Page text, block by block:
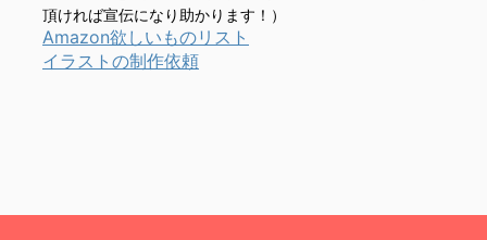
頂ければ宣伝になり助かります！）
Amazon欲しいものリスト
イラストの制作依頼